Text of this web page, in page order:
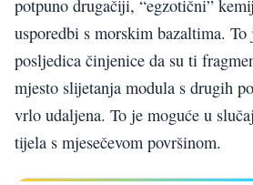
potpuno drugačiji, “egzotični”
usporedbi s morskim bazaltima.
posljedica činjenice da su ti
mjesto slijetanja modula s drugih
vrlo udaljena. To je moguće u
tijela s mjesečevom površinom.